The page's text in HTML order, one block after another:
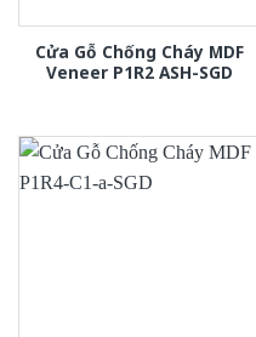
Cửa Gỗ Chống Cháy MDF
Veneer P1R2 ASH-SGD